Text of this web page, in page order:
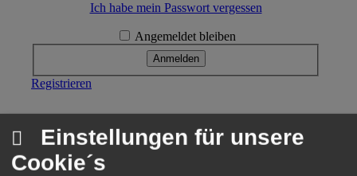
Ich habe mein Passwort vergessen
Angemeldet bleiben
Registrieren
Menü
Einstellungen für unsere
Cookie´s